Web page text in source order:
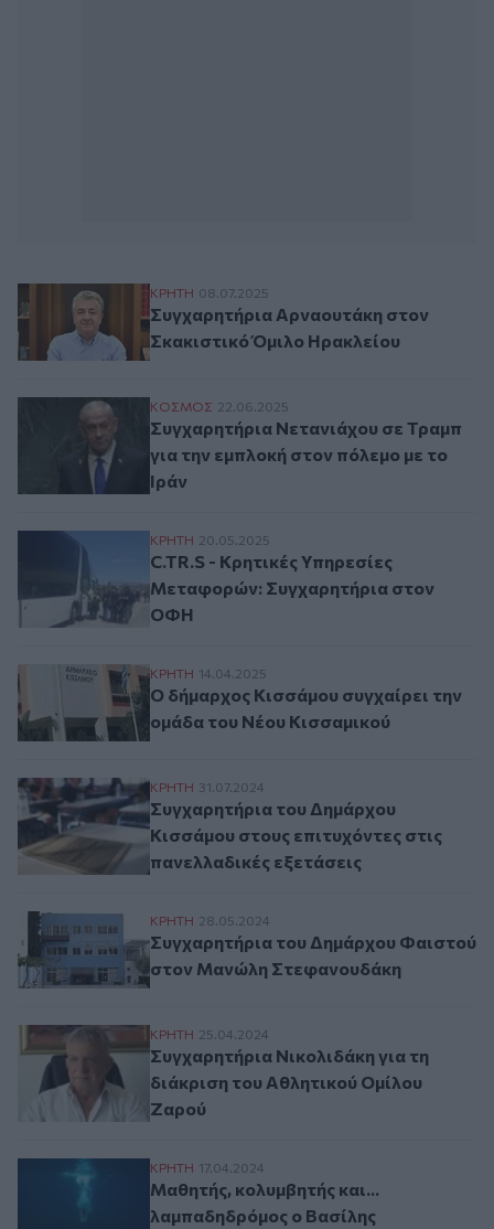
Συγχαρητήρια Αρναουτάκη στον
ΚΡΗΤΗ 08.07.2025
Συγχαρητήρια Αρναουτάκη στον
Σκακιστικό Όμιλο Ηρακλείου
Συγχαρητήρια Νετανιάχου σε Τραμπ για
ΚΟΣΜΟΣ 22.06.2025
Συγχαρητήρια Νετανιάχου σε Τραμπ
για την εμπλοκή στον πόλεμο με το
Ιράν
C.TR.S - Κρητικές Υπηρεσίες
ΚΡΗΤΗ 20.05.2025
C.TR.S - Κρητικές Υπηρεσίες
Μεταφορών: Συγχαρητήρια στον
ΟΦΗ
Ο δήμαρχος Κισσάμου συγχαίρει την
ΚΡΗΤΗ 14.04.2025
Ο δήμαρχος Κισσάμου συγχαίρει την
ομάδα του Νέου Κισσαμικού
Συγχαρητήρια του Δημάρχου Κισσάμου
ΚΡΗΤΗ 31.07.2024
Συγχαρητήρια του Δημάρχου
Κισσάμου στους επιτυχόντες στις
πανελλαδικές εξετάσεις
Συγχαρητήρια του Δημάρχου Φαιστού
ΚΡΗΤΗ 28.05.2024
Συγχαρητήρια του Δημάρχου Φαιστού
στον Μανώλη Στεφανουδάκη
Συγχαρητήρια Νικολιδάκη για τη
ΚΡΗΤΗ 25.04.2024
Συγχαρητήρια Νικολιδάκη για τη
διάκριση του Αθλητικού Ομίλου
Ζαρού
Μαθητής, κολυμβητής και...
ΚΡΗΤΗ 17.04.2024
Μαθητής, κολυμβητής και...
λαμπαδηδρόμος ο Βασίλης